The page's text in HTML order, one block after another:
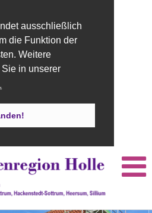
ausschließlich
die Funktion der
Weitere
Sie in unserer